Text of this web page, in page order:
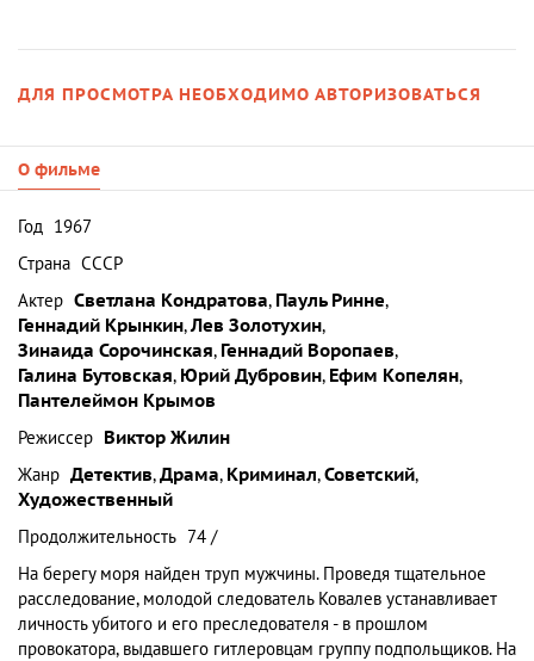
ДЛЯ ПРОСМОТРА НЕОБХОДИМО АВТОРИЗОВАТЬСЯ
О фильме
Год 1967
Страна СССР
Актер Светлана Кондратова, Пауль Ринне,
Геннадий Крынкин,Лев Золотухин,
Зинаида Сорочинская, Геннадий Воропаев,
Галина Бутовская, Юрий Дубровин, Ефим Копелян,
Пантелеймон Крымов
Режиссер Виктор Жилин
Жанр Детектив,Драма, Криминал,Советский,
Художественный
Продолжительность 74 /
На берегу моря найден труп мужчины. Проведя тщательное
расследование, молодой следователь Ковалев устанавливает
личность убитого и его преследователя - в прошлом
провокатора, выдавшего гитлеровцам группу подпольщиков. На